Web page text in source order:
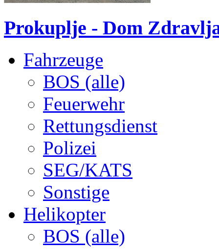
Prokuplje - Dom
Fahrzeuge
BOS (alle)
Feuerwehr
Rettungsdienst
Polizei
SEG/KATS
Sonstige
Helikopter
BOS (alle)